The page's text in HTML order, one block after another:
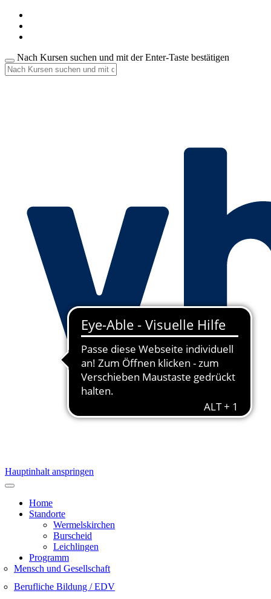
Nach Kursen suchen und mit der Enter-Taste bestätigen
Hauptinhalt anspringen
Home
Standorte
Wermelskirchen
Burscheid
Leichlingen
Programm
Mensch und Gesellschaft
Berufliche Bildung / EDV